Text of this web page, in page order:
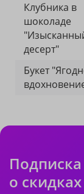
Клубника в
шоколаде
десерт"
Букет
о